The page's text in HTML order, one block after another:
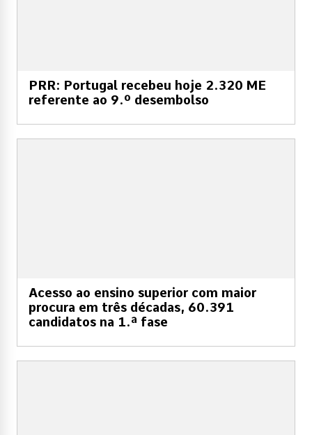
PRR: Portugal recebeu hoje 2.320 ME
referente ao 9.º desembolso
Acesso ao ensino superior com maior
procura em três décadas, 60.391
candidatos na 1.ª fase